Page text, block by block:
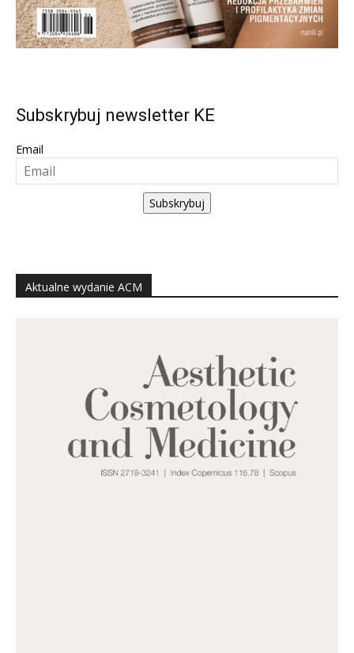
Subskrybuj newsletter KE
Email
Subskrybuj
Aktualne wydanie ACM